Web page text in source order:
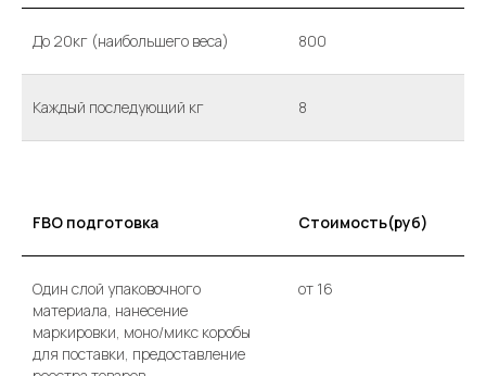
До 20кг (наибольшего веса) 800
Каждый последующий кг 8
FBO подготовка Стоимость(руб)
Один слой упаковочного
материала, нанесение
маркировки, моно/микс коробы
для поставки, предоставление
от 16